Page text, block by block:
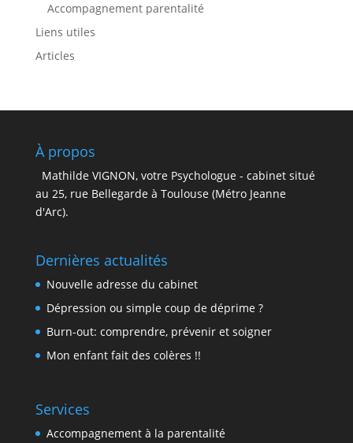
Accompagnement parentalité
Liens utiles
Articles
À propos
Mathilde VIGNON, votre Psychologue - cabinet situé
au 25, rue Bellegarde à Toulouse (Métro Jeanne
d'Arc).
Dernières actualités
Nouvelle adresse du cabinet
Dépression ou simple coup de déprime ?
Burn-out: comprendre, prévenir et soigner
Mon enfant fait des colères !!
Services
Accompagnement à la parentalité